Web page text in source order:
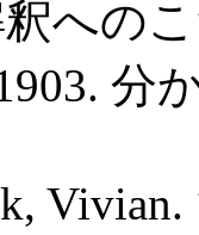
への
分
Vivian.